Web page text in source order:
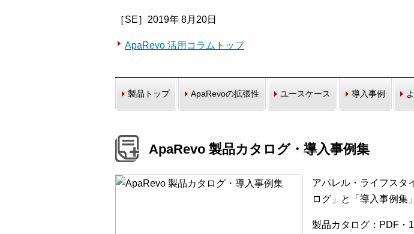
［SE］2019年 8月20日
ApaRevo 活用コラムトップ
製品トップ ApaRevoの拡張性 ユースケース 導入事例
ApaRevo 製品カタログ・導入事例集
アパレル・ライフスタ
ログ」と「導入事例集
製品カタログ：PDF・